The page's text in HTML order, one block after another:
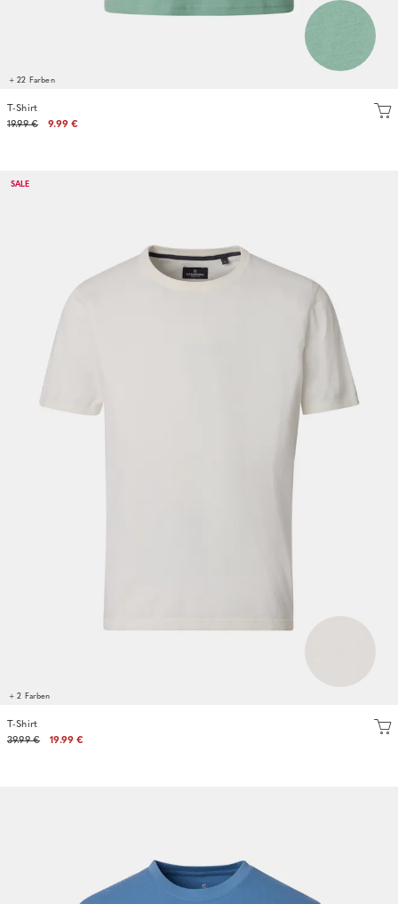
+ 22 Farben
T-Shirt
19.99 €
9.99 €
SALE
+ 2 Farben
T-Shirt
39.99 €
19.99 €